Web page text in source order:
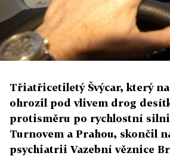
Třiatřicetiletý Švýcar, který
ohrozil pod vlivem drog
protisměru po rychlostní
Turnovem a Prahou, skončil
psychiatrii Vazební věznice